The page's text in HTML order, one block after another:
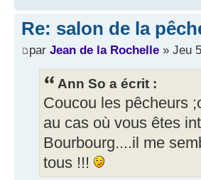
Re: salon de la
par Jean de la Rochelle » Jeu
Ann So a écrit :
Coucou les pêcheurs
au cas où vous êtes
Bourbourg....il me
tous !!!